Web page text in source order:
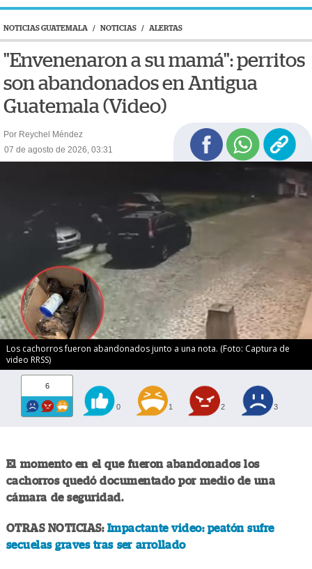
NOTICIAS GUATEMALA / NOTICIAS / ALERTAS
"Envenenaron a su mamá": perritos
son abandonados en Antigua
Guatemala (Video)
Por Reychel Méndez
07 de agosto de 2026, 03:31
Los cachorros fueron abandonados junto a una nota. (Foto: Captura de
video RRSS)
6
0 1 2 3
El momento en el que fueron abandonados los
cachorros quedó documentado por medio de una
cámara de seguridad.
OTRAS NOTICIAS: Impactante video: peatón sufre
secuelas graves tras ser arrollado